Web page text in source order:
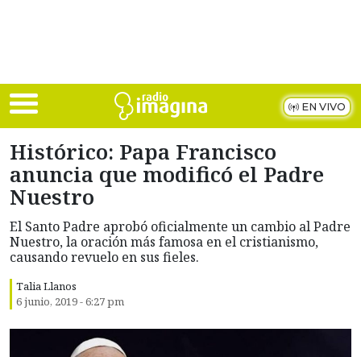
EN VIVO
Histórico: Papa Francisco
anuncia que modificó el Padre
Nuestro
El Santo Padre aprobó oficialmente un cambio al Padre
Nuestro, la oración más famosa en el cristianismo,
causando revuelo en sus fieles.
Talia Llanos
6 junio, 2019 - 6:27 pm